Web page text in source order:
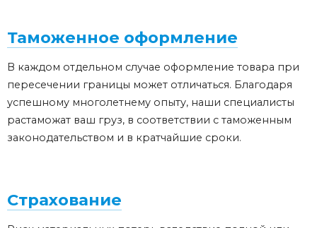
Таможенное оформление
В каждом отдельном случае оформление товара при
пересечении границы может отличаться. Благодаря
успешному многолетнему опыту, наши специалисты
растаможат ваш груз, в соответствии с таможенным
законодательством и в кратчайшие сроки.
Страхование